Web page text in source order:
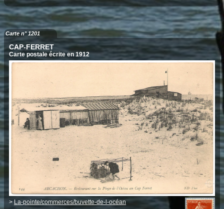
Carte n° 1201
CAP-FERRET
Carte postale écrite en 1912
> La-pointe/commerces/buvette-de-l-océan